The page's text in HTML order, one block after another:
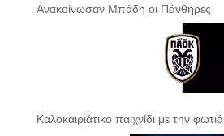
Ανακοίνωσαν Μπάδη οι Πάνθηρες
Καλοκαιριάτικο παιχνίδι με την φωτιά